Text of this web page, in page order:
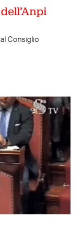
Consiglio